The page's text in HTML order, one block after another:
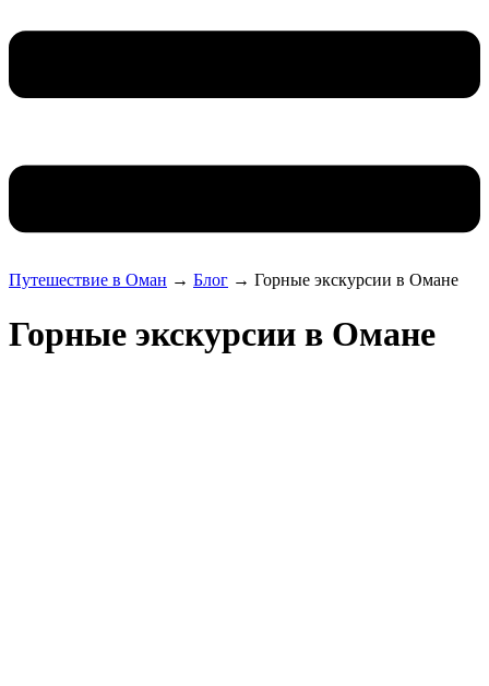
Путешествие в Оман → Блог → Горные экскурсии в Омане
Горные экскурсии в Омане